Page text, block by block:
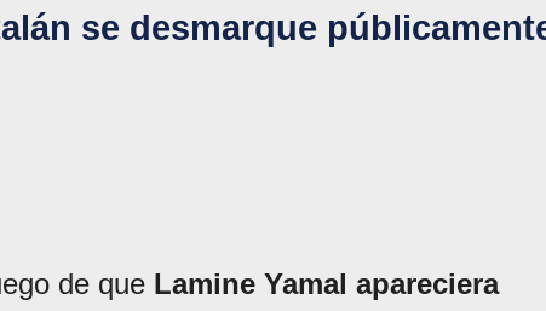
se desmarque
de que Lamine Yamal apareciera